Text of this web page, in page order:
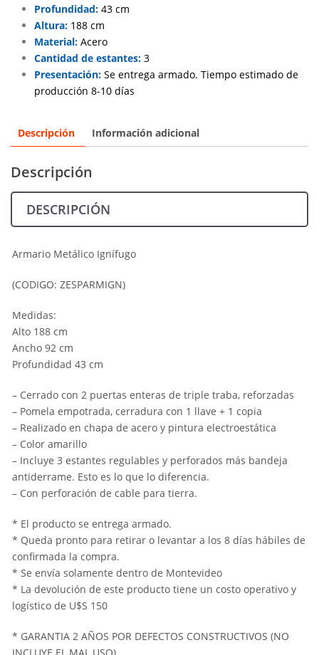
Profundidad:43 cm
Altura:188 cm
Material:Acero
Cantidad de estantes:3
Presentación:Se entrega armado. Tiempo estimado de
producción 8-10 días
Descripción Información adicional
Descripción
DESCRIPCIÓN
Armario Metálico Ignífugo
(CODIGO: ZESPARMIGN)
Medidas:
Alto 188 cm
Ancho 92 cm
Profundidad 43 cm
– Cerrado con 2 puertas enteras de triple traba, reforzadas
– Pomela empotrada, cerradura con 1 llave + 1 copia
– Realizado en chapa de acero y pintura electroestática
– Color amarillo
– Incluye 3 estantes regulables y perforados más bandeja
antiderrame. Esto es lo que lo diferencia.
– Con perforación de cable para tierra.
* El producto se entrega armado.
* Queda pronto para retirar o levantar a los 8 días hábiles de
confirmada la compra.
* Se envía solamente dentro de Montevideo
* La devolución de este producto tiene un costo operativo y
logístico de U$S 150
* GARANTIA 2 AÑOS POR DEFECTOS CONSTRUCTIVOS (NO
INCLUYE EL MAL USO)